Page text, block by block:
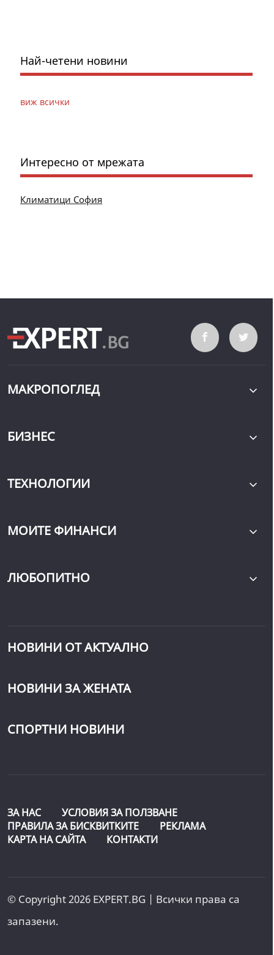
Най-четени новини
виж всички
Интересно от мрежата
Климатици София
МАКРОПОГЛЕД
БИЗНЕС
ТЕХНОЛОГИИ
МОИТЕ ФИНАНСИ
ЛЮБОПИТНО
НОВИНИ ОТ АКТУАЛНО
НОВИНИ ЗА ЖЕНАТА
СПОРТНИ НОВИНИ
ЗА НАС
УСЛОВИЯ ЗА ПОЛЗВАНЕ
ПРАВИЛА ЗА БИСКВИТКИТЕ
РЕКЛАМА
КАРТА НА САЙТА
КОНТАКТИ
© Copyright 2026 EXPERT.BG | Всички права са
запазени.